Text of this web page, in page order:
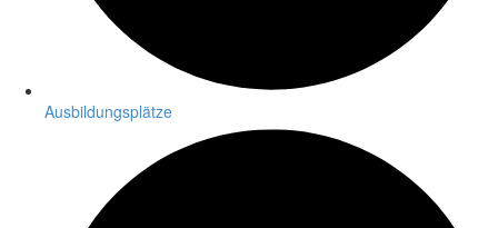
Ausbildungsplätze